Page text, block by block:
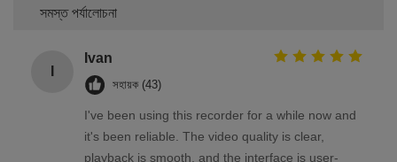
সমস্ত পর্যালোচনা
Ivan
সহায়ক (43)
I've been using this recorder for a while now and
it's been reliable. The video quality is clear,
playback is smooth, and the interface is user-